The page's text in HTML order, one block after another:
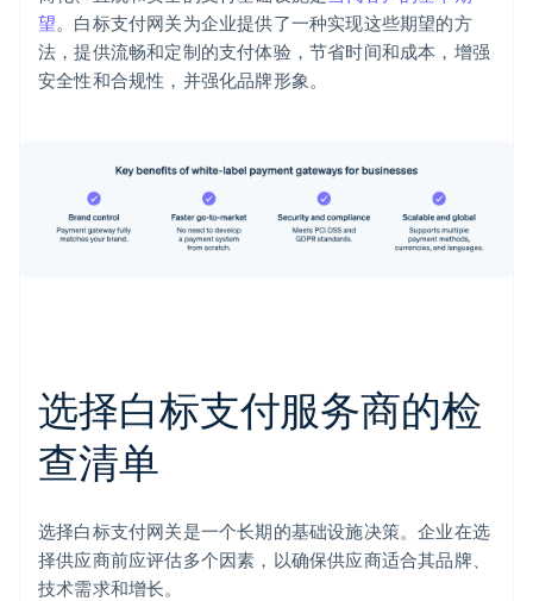
望。白标支付网关为企业提供了一种实现这些期望的方
法，提供流畅和定制的支付体验，节省时间和成本，增强
安全性和合规性，并强化品牌形象。
选择白标支付服务商的检
查清单
选择白标支付网关是一个长期的基础设施决策。企业在选
择供应商前应评估多个因素，以确保供应商适合其品牌、
技术需求和增长。